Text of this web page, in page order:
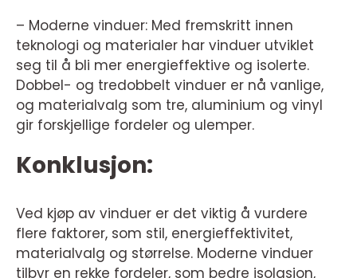
– Moderne vinduer: Med fremskritt innen
teknologi og materialer har vinduer utviklet
seg til å bli mer energieffektive og isolerte.
Dobbel- og tredobbelt vinduer er nå vanlige,
og materialvalg som tre, aluminium og vinyl
gir forskjellige fordeler og ulemper.
Konklusjon:
Ved kjøp av vinduer er det viktig å vurdere
flere faktorer, som stil, energieffektivitet,
materialvalg og størrelse. Moderne vinduer
tilbyr en rekke fordeler, som bedre isolasjon,